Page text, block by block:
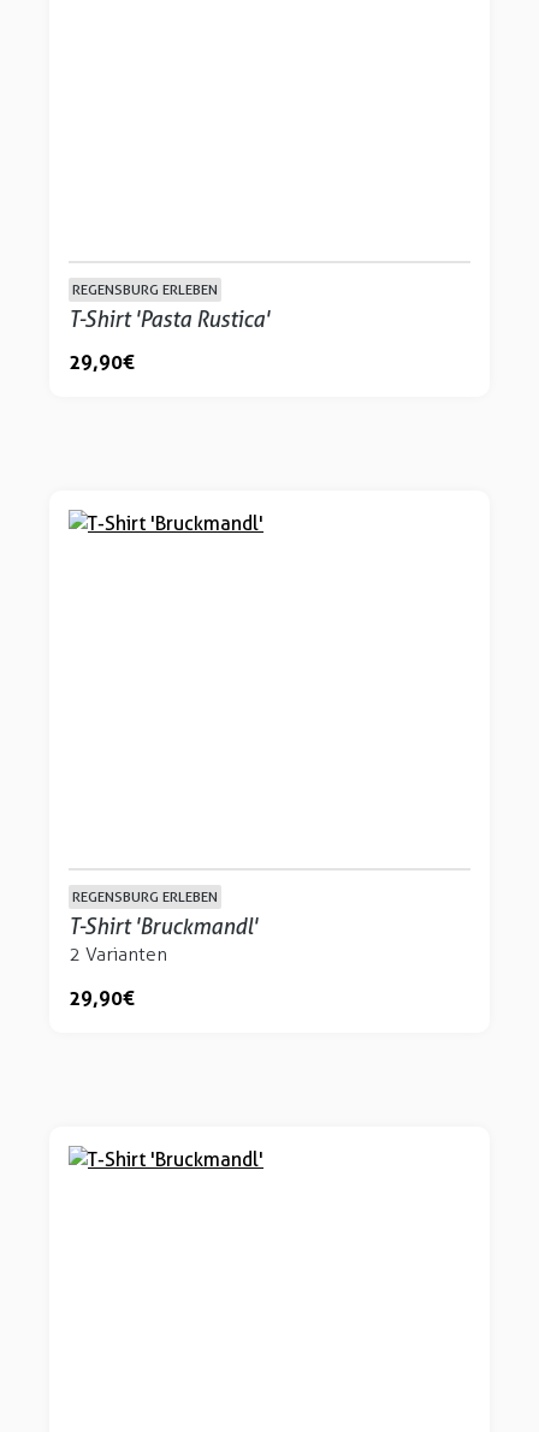
REGENSBURG ERLEBEN
T-Shirt 'Pasta Rustica'
29,90 €
REGENSBURG ERLEBEN
T-Shirt 'Bruckmandl'
2 Varianten
29,90 €